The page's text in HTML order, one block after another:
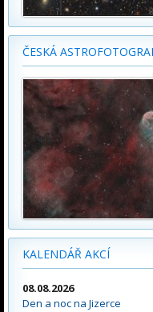
ČESKÁ
KALENDÁŘ AKCÍ
08.08.2026
Den a noc na Jizerce